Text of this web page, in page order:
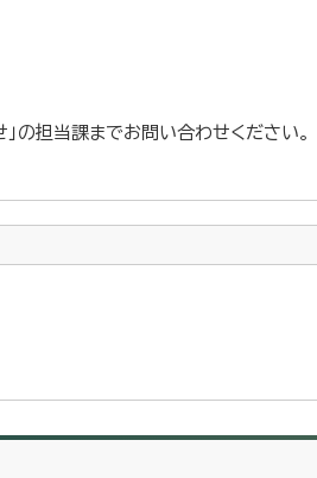
の担当課までお問い合わせください。